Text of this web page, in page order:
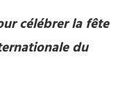
célébrer la fête
du